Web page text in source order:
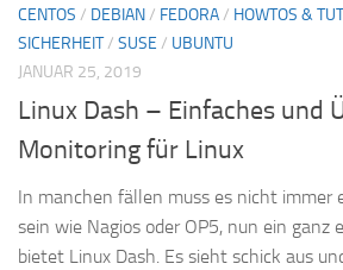
CENTOS / DEBIAN/ FEDORA/ HOWTOS &
SICHERHEIT/ SUSE / UBUNTU
JANUAR 25, 2019
Linux Dash – Einfaches und
Monitoring für Linux
In manchen fällen muss es nicht immer
sein wie Nagios oder OP5, nun ein ganz
bietet Linux Dash. Es sieht schick aus